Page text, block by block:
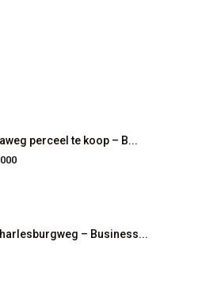
perceel te koop – B...
– Business...